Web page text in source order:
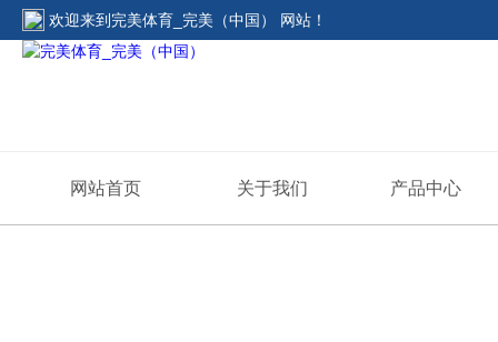
欢迎来到 完美体育_完美（中国） 网站 ！
网站首页 关于我们 产品中心